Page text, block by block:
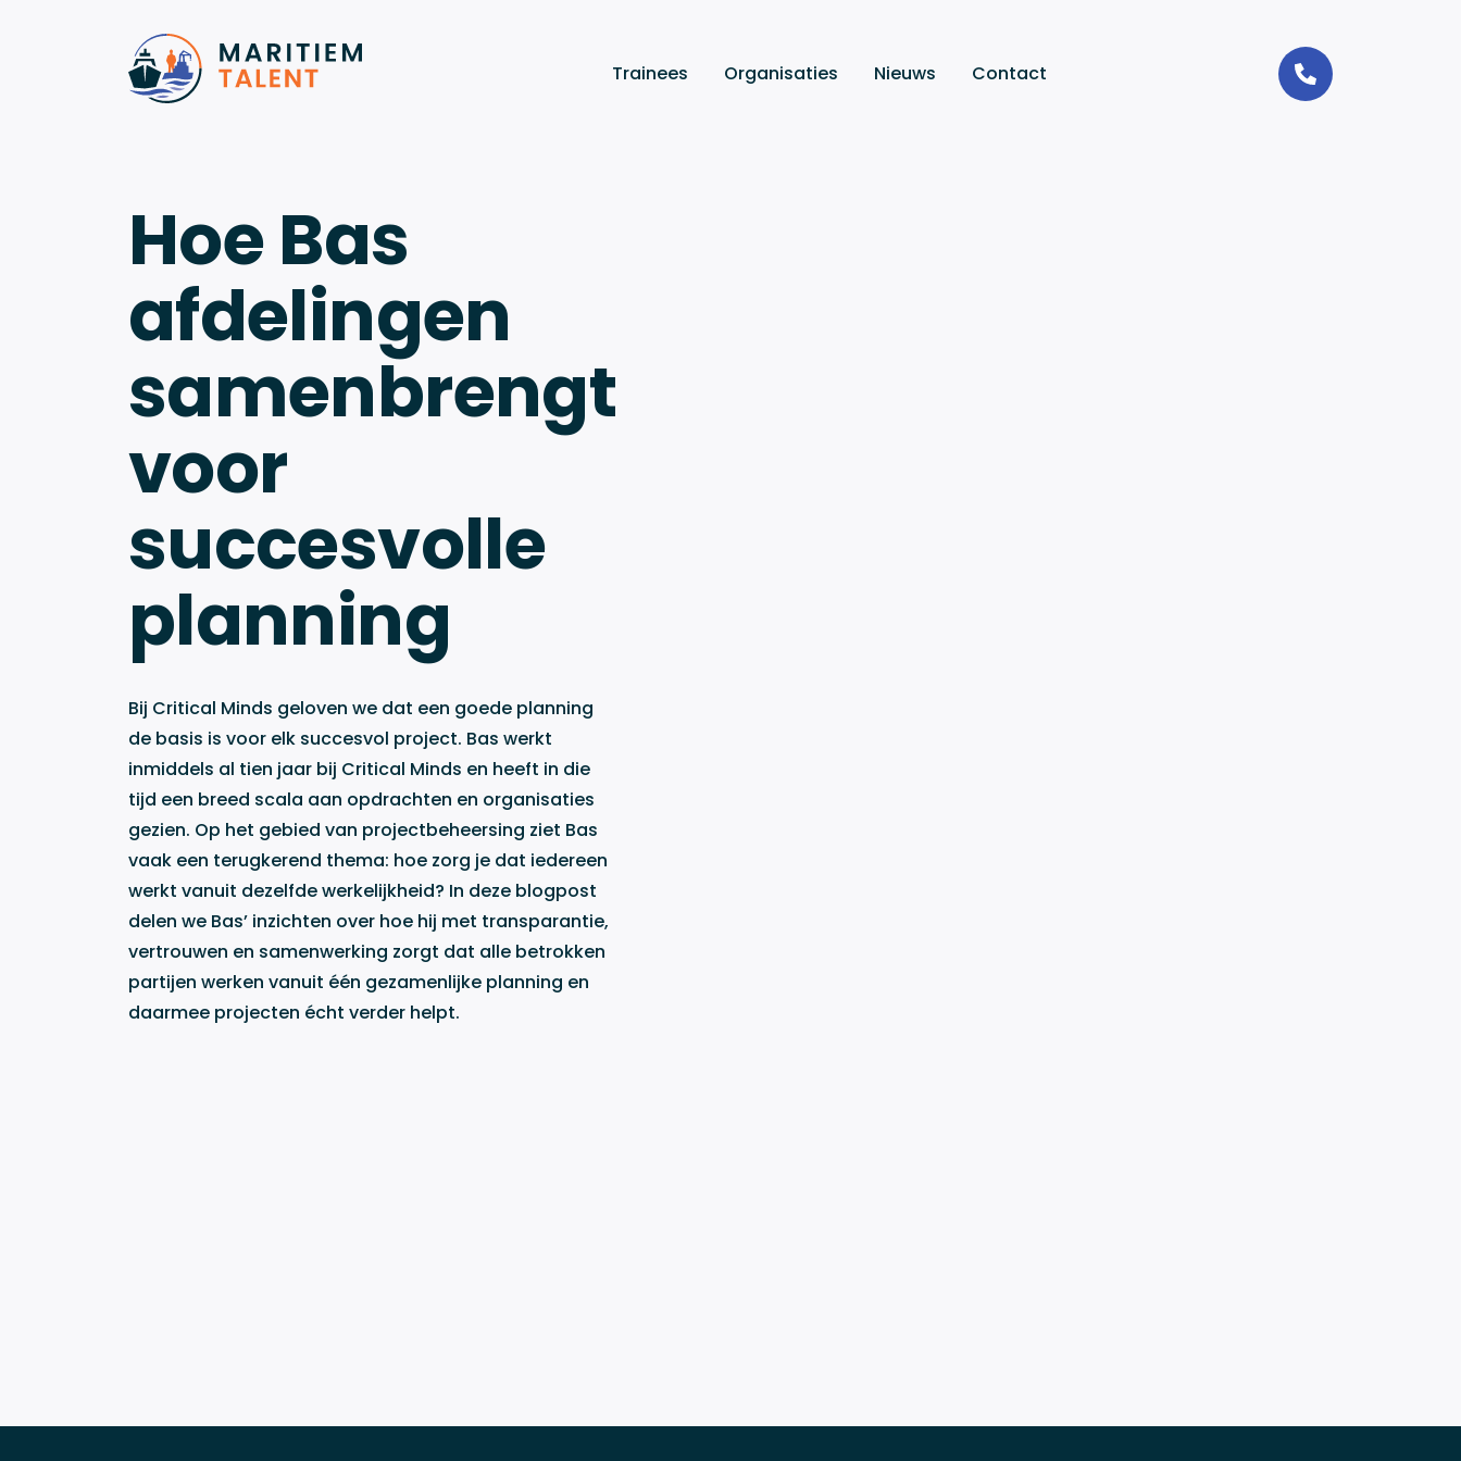
Trainees Organisaties Nieuws Contact
Hoe Bas
afdelingen
samenbrengt
voor
succesvolle
planning
Bij Critical Minds geloven we dat een goede planning
de basis is voor elk succesvol project. Bas werkt
inmiddels al tien jaar bij Critical Minds en heeft in die
tijd een breed scala aan opdrachten en organisaties
gezien. Op het gebied van projectbeheersing ziet Bas
vaak een terugkerend thema: hoe zorg je dat iedereen
werkt vanuit dezelfde werkelijkheid? In deze blogpost
delen we Bas’ inzichten over hoe hij met transparantie,
vertrouwen en samenwerking zorgt dat alle betrokken
partijen werken vanuit één gezamenlijke planning en
daarmee projecten écht verder helpt.